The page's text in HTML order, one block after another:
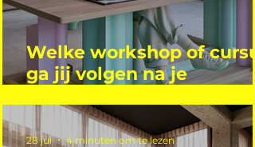
Welke workshop of
ga jij volgen na je
28 jul 4 minuten om te lezen